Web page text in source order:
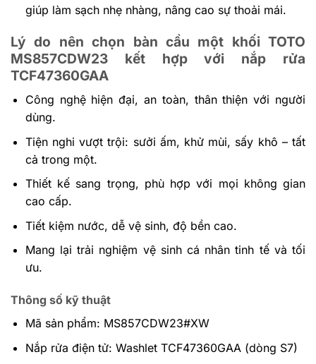
giúp làm sạch nhẹ nhàng, nâng cao sự thoải mái.
Lý do nên chọn bàn cầu một khối TOTO
MS857CDW23 kết hợp với nắp rửa
TCF47360GAA
Công nghệ hiện đại, an toàn, thân thiện với người
dùng.
Tiện nghi vượt trội: sưởi ấm, khử mùi, sấy khô – tất
cả trong một.
Thiết kế sang trọng, phù hợp với mọi không gian
cao cấp.
Tiết kiệm nước, dễ vệ sinh, độ bền cao.
Mang lại trải nghiệm vệ sinh cá nhân tinh tế và tối
ưu.
Thông số kỹ thuật
Mã sản phẩm: MS857CDW23#XW
Nắp rửa điện tử: Washlet TCF47360GAA (dòng S7)